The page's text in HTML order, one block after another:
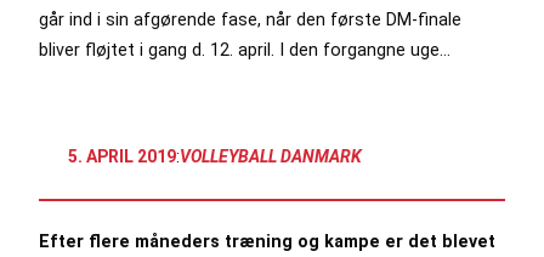
går ind i sin afgørende fase, når den første DM-finale
bliver fløjtet i gang d. 12. april. I den forgangne uge…
5. APRIL 2019:VOLLEYBALL DANMARK
Efter flere måneders træning og kampe er det blevet